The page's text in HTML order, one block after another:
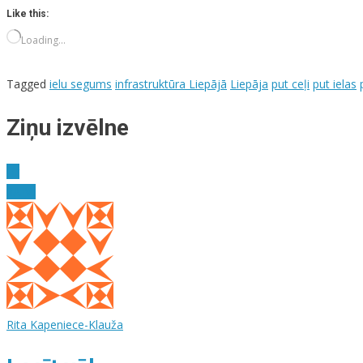
Like this:
Loading…
Tagged ielu segums infrastruktūra Liepājā Liepāja put ceļi put ielas
Ziņu izvēlne
Rita Kapeniece-Klauža